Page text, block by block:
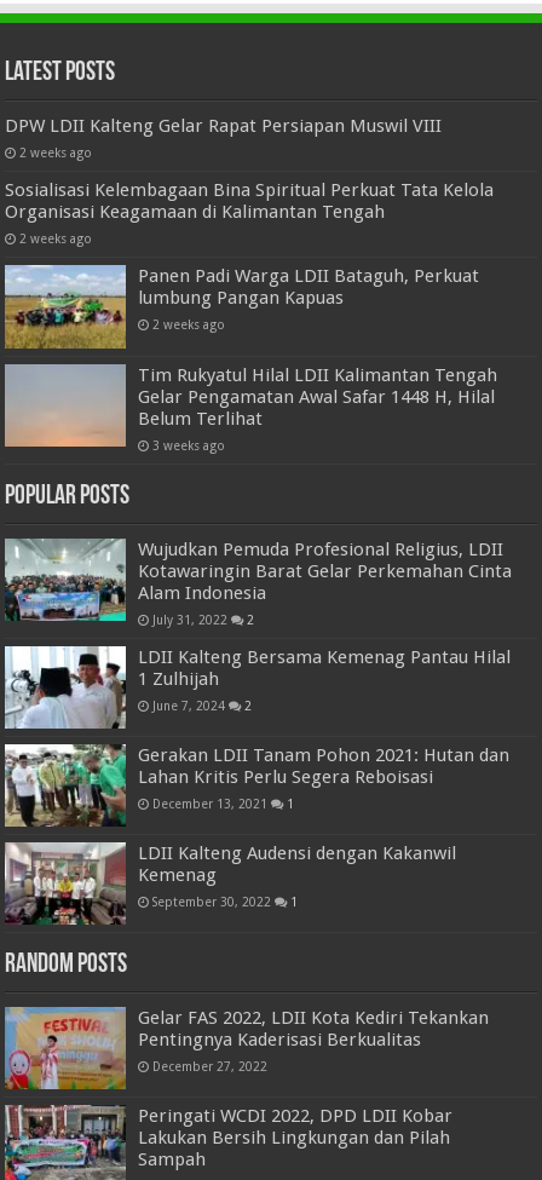
Latest Posts
DPW LDII Kalteng Gelar Rapat Persiapan Muswil VIII
2 weeks ago
Sosialisasi Kelembagaan Bina Spiritual Perkuat Tata Kelola
Organisasi Keagamaan di Kalimantan Tengah
2 weeks ago
Panen Padi Warga LDII Bataguh, Perkuat
lumbung Pangan Kapuas
2 weeks ago
Tim Rukyatul Hilal LDII Kalimantan Tengah
Gelar Pengamatan Awal Safar 1448 H, Hilal
Belum Terlihat
3 weeks ago
Popular Posts
Wujudkan Pemuda Profesional Religius, LDII
Kotawaringin Barat Gelar Perkemahan Cinta
Alam Indonesia
July 31, 2022 2
LDII Kalteng Bersama Kemenag Pantau Hilal
1 Zulhijah
June 7, 2024 2
Gerakan LDII Tanam Pohon 2021: Hutan dan
Lahan Kritis Perlu Segera Reboisasi
December 13, 2021 1
LDII Kalteng Audensi dengan Kakanwil
Kemenag
September 30, 2022 1
Random Posts
Gelar FAS 2022, LDII Kota Kediri Tekankan
Pentingnya Kaderisasi Berkualitas
December 27, 2022
Peringati WCDI 2022, DPD LDII Kobar
Lakukan Bersih Lingkungan dan Pilah
Sampah